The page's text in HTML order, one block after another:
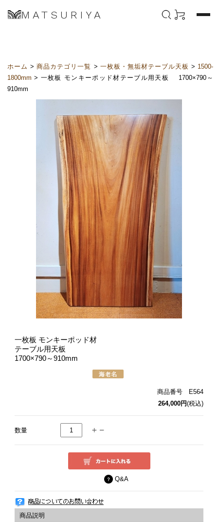
MATSURIYA
ホーム >商品カテゴリ一覧 > 一枚板・無垢材テーブル天板 > 1500-
1800mm > 一枚板 モンキーポッド材テーブル用天板 1700×790～
910mm
一枚板 モンキーポッド材
テーブル用天板
1700×790～910mm
商品番号 E564
264,000円(税込)
数量
Q&A